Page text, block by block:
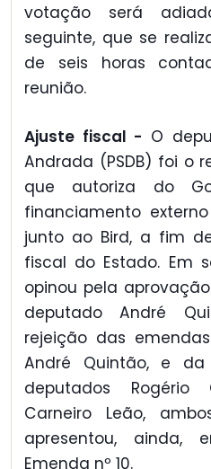
votação será
seguinte, que se
de seis horas
reunião.
Ajuste fiscal - O
Andrada (PSDB) foi o
que autoriza do
financiamento
junto ao Bird, a fim
fiscal do Estado. Em
opinou pela
deputado André
rejeição das
André Quintão, e
deputados
Carneiro Leão,
apresentou, ainda,
Emenda nº 10.